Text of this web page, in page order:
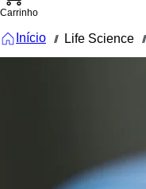
Carrinho
Início /// Life Science ///